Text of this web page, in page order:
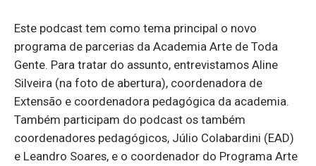
Este podcast tem como tema principal o novo
programa de parcerias da Academia Arte de Toda
Gente. Para tratar do assunto, entrevistamos Aline
Silveira (na foto de abertura), coordenadora de
Extensão e coordenadora pedagógica da academia.
Também participam do podcast os também
coordenadores pedagógicos, Júlio Colabardini (EAD)
e Leandro Soares, e o coordenador do Programa Arte